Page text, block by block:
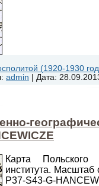
(1920-1930
admin Дата:
Карта Польского
института. Масштаб
P37-S43-G-